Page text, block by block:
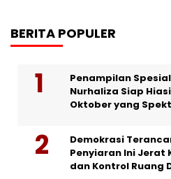
BERITA POPULER
Penampilan
Nurhaliza Siap
Oktober yang
Demokrasi
Penyiaran Ini Jerat
dan Kontrol Ruang